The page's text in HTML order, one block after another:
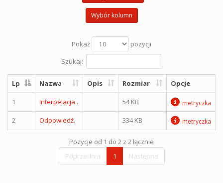
Wybór kolumn
Pokaż
pozycji
Szukaj:
Lp Nazwa Opis Rozmiar Opcje
1 Interpelacja . 54 KB metryczka
2 Odpowiedź. 334 KB metryczka
Pozycje od 1 do 2 z 2 łącznie
Poprzednia
1 Następna